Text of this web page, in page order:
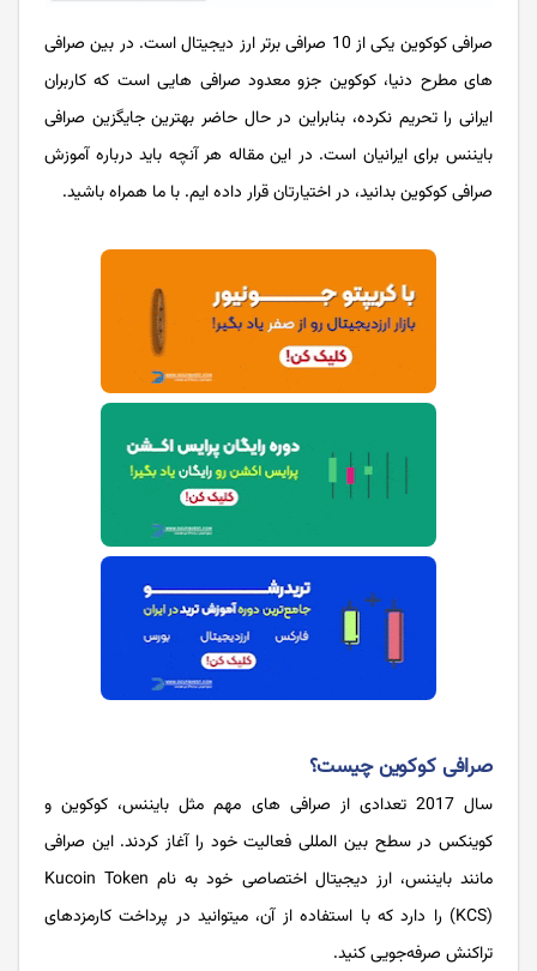
صرافی کوکوین یکی از 10 صرافی برتر ارز دیجیتال است. در بین صرافی
های مطرح دنیا، کوکوین جزو معدود صرافی هایی است که کاربران
ایرانی را تحریم نکرده، بنابراین در حال حاضر بهترین جایگزین صرافی
بایننس برای ایرانیان است. در این مقاله هر آنچه باید درباره آموزش
صرافی کوکوین بدانید، در اختیارتان قرار داده ایم. با ما همراه باشید.
صرافی کوکوین چیست؟
سال 2017 تعدادی از صرافی های مهم مثل بایننس، کوکوین و
کوینکس در سطح بین المللی فعالیت خود را آغاز کردند. این صرافی
مانند بایننس، ارز دیجیتال اختصاصی خود به نام Kucoin Token
(KCS) را دارد که با استفاده از آن، میتوانید در پرداخت کارمزدهای
تراکنش صرفه‌جویی کنید.